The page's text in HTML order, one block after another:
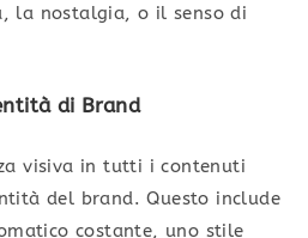
la nostalgia, o il senso di
di Brand
visiva in tutti i contenuti
del brand. Questo include
costante, uno stile